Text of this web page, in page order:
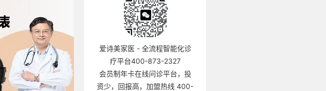
爱诗美家医 - 全流程智能化诊
疗平台400-873-2327
会员制年卡在线问诊平台，投
资少，回报高，加盟热线 400-